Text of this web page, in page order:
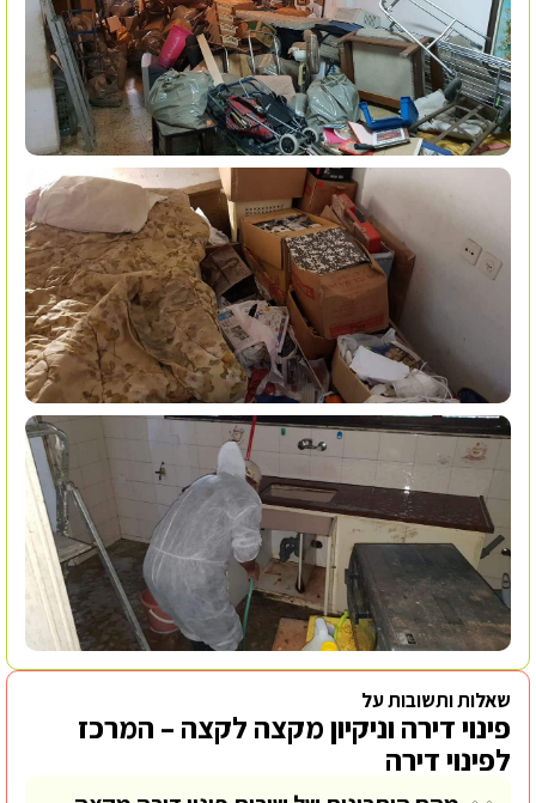
שאלות ותשובות על
פינוי דירה וניקיון מקצה לקצה – המרכז
לפינוי דירה